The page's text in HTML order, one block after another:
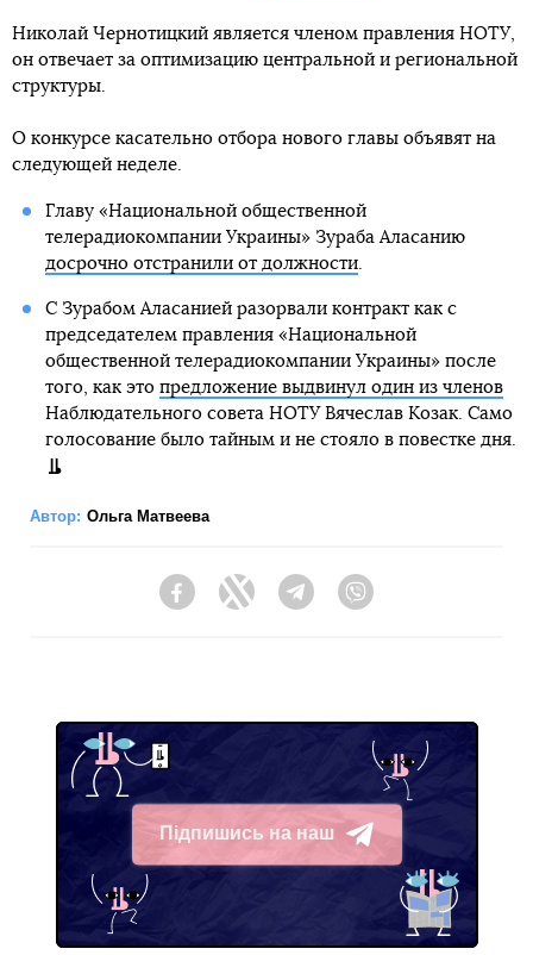
Николай Чернотицкий является членом правления НОТУ,
он отвечает за оптимизацию центральной и региональной
структуры.
О конкурсе касательно отбора нового главы объявят на
следующей неделе.
Главу «Национальной общественной
телерадиокомпании Украины» Зураба Аласанию
досрочно отстранили от должности.
С Зурабом Аласанией разорвали контракт как с
председателем правления «Национальной
общественной телерадиокомпании Украины» после
того, как это предложение выдвинул один из членов
Наблюдательного совета НОТУ Вячеслав Козак. Само
голосование было тайным и не стояло в повестке дня.
Автор: Ольга Матвеева
FacebookTwitter Telegram
Підпишись на наш
Telegram